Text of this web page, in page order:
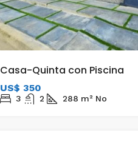
Casa-Quinta con Piscina
US$ 350
3 2 288 m² No